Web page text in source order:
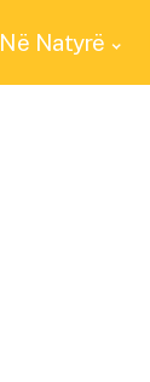
Në Natyrë